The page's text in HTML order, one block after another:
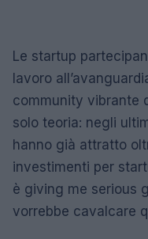
Le startup
lavoro
community vibrante
solo teoria: negli
hanno già attratto
investimenti per
è giving me serious
vorrebbe cavalcare